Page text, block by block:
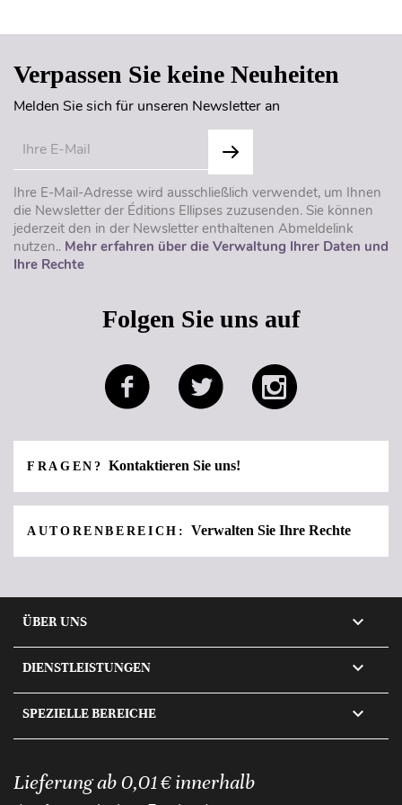
Verpassen Sie keine Neuheiten
Melden Sie sich für unseren Newsletter an
Ihre E-Mail-Adresse wird ausschließlich verwendet, um Ihnen
die Newsletter der Éditions Ellipses zuzusenden. Sie können
jederzeit den in der Newsletter enthaltenen Abmeldelink
nutzen.. Mehr erfahren über die Verwaltung Ihrer Daten und
Ihre Rechte
Folgen Sie uns auf
FRAGEN?Kontaktieren Sie uns!
AUTORENBEREICH: Verwalten Sie Ihre Rechte
ÜBER UNS 
DIENSTLEISTUNGEN 
SPEZIELLE BEREICHE 
Lieferung ab 0,01 € innerhalb